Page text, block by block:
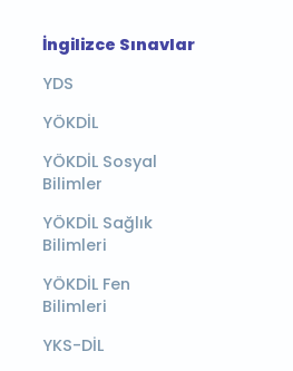
İngilizce Sınavlar
YDS
YÖKDİL
YÖKDİL Sosyal
Bilimler
YÖKDİL Sağlık
Bilimleri
YÖKDİL Fen
Bilimleri
YKS-DİL